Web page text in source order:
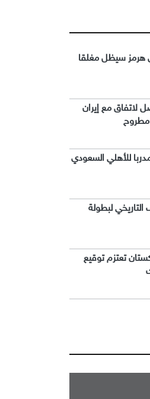
سيظل مغلقا
لاتفاق مع إيران
مطروح
للأهلي السعودي
لبطولة
تعتزم توقيع